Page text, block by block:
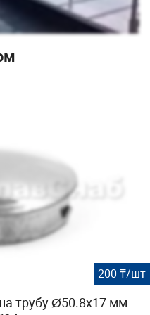
200 ₸/шт
трубу Ø50.8х17 мм